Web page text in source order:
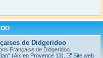
de Didgeridoo
Française de Didgeridoo.
(Aix en Provence 13)
Site web